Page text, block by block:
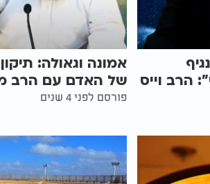
הרב וייס
אמונה וגאולה:
של האדם עם הרב
פורסם לפני 4 שנים